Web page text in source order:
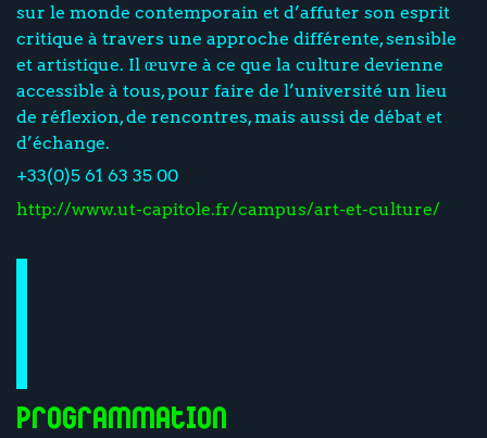
sur le monde contemporain et d’affuter son esprit
critique à travers une approche différente, sensible
et artistique. Il œuvre à ce que la culture devienne
accessible à tous, pour faire de l’université un lieu
de réflexion, de rencontres, mais aussi de débat et
d’échange.
+33(0)5 61 63 35 00
http://www.ut-capitole.fr/campus/art-et-culture/
Programmation